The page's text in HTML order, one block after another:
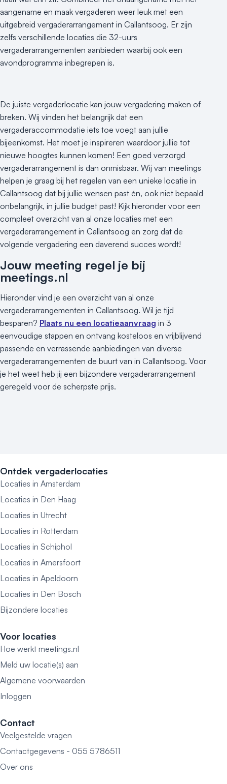
aangename en maak vergaderen weer leuk met een
uitgebreid vergaderarrangement in Callantsoog. Er zijn
zelfs verschillende locaties die 32-uurs
vergaderarrangementen aanbieden waarbij ook een
avondprogramma inbegrepen is.
De juiste vergaderlocatie kan jouw vergadering maken of
breken. Wij vinden het belangrijk dat een
vergaderaccommodatie iets toe voegt aan jullie
bijeenkomst. Het moet je inspireren waardoor jullie tot
nieuwe hoogtes kunnen komen! Een goed verzorgd
vergaderarrangement is dan onmisbaar. Wij van meetings
helpen je graag bij het regelen van een unieke locatie in
Callantsoog dat bij jullie wensen past én, ook niet bepaald
onbelangrijk, in jullie budget past! Kijk hieronder voor een
compleet overzicht van al onze locaties met een
vergaderarrangement in Callantsoog en zorg dat de
volgende vergadering een daverend succes wordt!
Jouw meeting regel je bij
meetings.nl
Hieronder vind je een overzicht van al onze
vergaderarrangementen in Callantsoog. Wil je tijd
besparen? Plaats nu een locatieaanvraag in 3
eenvoudige stappen en ontvang kosteloos en vrijblijvend
passende en verrassende aanbiedingen van diverse
vergaderarrangementen de buurt van in Callantsoog. Voor
je het weet heb jij een bijzondere vergaderarrangement
geregeld voor de scherpste prijs.
Ontdek vergaderlocaties
Locaties in Amsterdam
Locaties in Den Haag
Locaties in Utrecht
Locaties in Rotterdam
Locaties in Schiphol
Locaties in Amersfoort
Locaties in Apeldoorn
Locaties in Den Bosch
Bijzondere locaties
Voor locaties
Hoe werkt meetings.nl
Meld uw locatie(s) aan
Algemene voorwaarden
Inloggen
Contact
Veelgestelde vragen
Contactgegevens - 055 5786511
Over ons